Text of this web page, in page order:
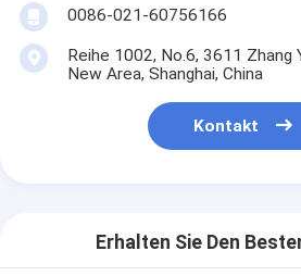
0086-021-60756166
Reihe 1002, No.6, 3611 Zhang
New Area, Shanghai, China
Kontakt
Erhalten Sie Den